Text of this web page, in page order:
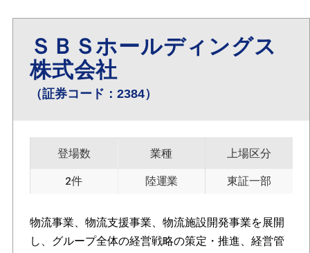
ＳＢＳホールディングス
株式会社
（証券コード：2384）
登場数
2件
業種
陸運業
上場区分
東証一部
物流事業、物流支援事業、物流施設開発事業を展開
し、グループ全体の経営戦略の策定・推進、経営管